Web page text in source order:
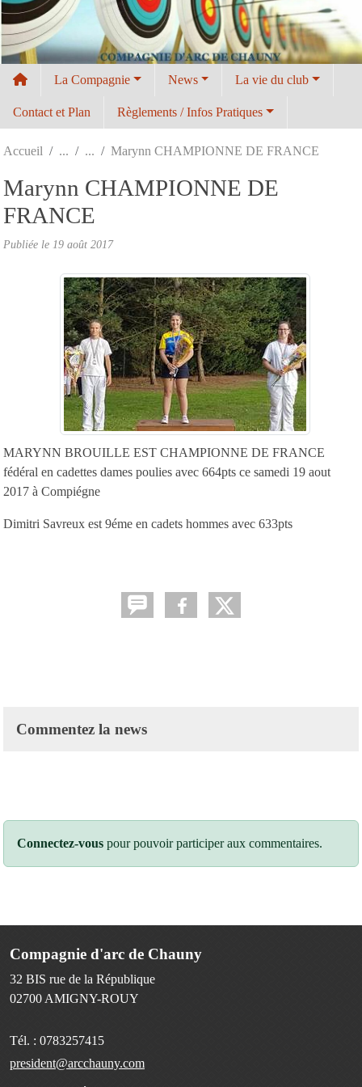
La Compagnie News La vie du club
Contact et Plan Règlements / Infos Pratiques
Accueil Marynn CHAMPIONNE DE FRANCE
Marynn CHAMPIONNE DE
FRANCE
Publiée le 19 août 2017
MARYNN BROUILLE EST CHAMPIONNE DE FRANCE
fédéral en cadettes dames poulies avec 664pts ce samedi 19 aout
2017 à Compiégne
Dimitri Savreux est 9éme en cadets hommes avec 633pts
Commentez la news
Connectez-vous pour pouvoir participer aux commentaires.
Compagnie d'arc de Chauny
32 BIS rue de la République
02700 AMIGNY-ROUY
Tél. : 0783257415
president@arcchauny.com
Panneau de gestion des cookies